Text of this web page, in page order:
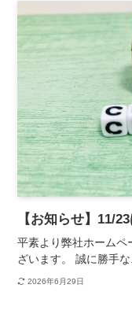
【お知らせ】11/
平素より弊社ホームペ
ざいます。 誠に勝手な
2026年6月29日